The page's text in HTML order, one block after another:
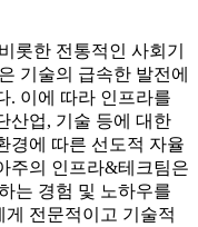
롯한 전통적인 사회기
기술의 급속한 발전에
. 이에 따라 인프라를
산업, 기술 등에 대한
경에 따른 선도적 자율
주의 인프라&테크팀은
는 경험 및 노하우를
전문적이고 기술적